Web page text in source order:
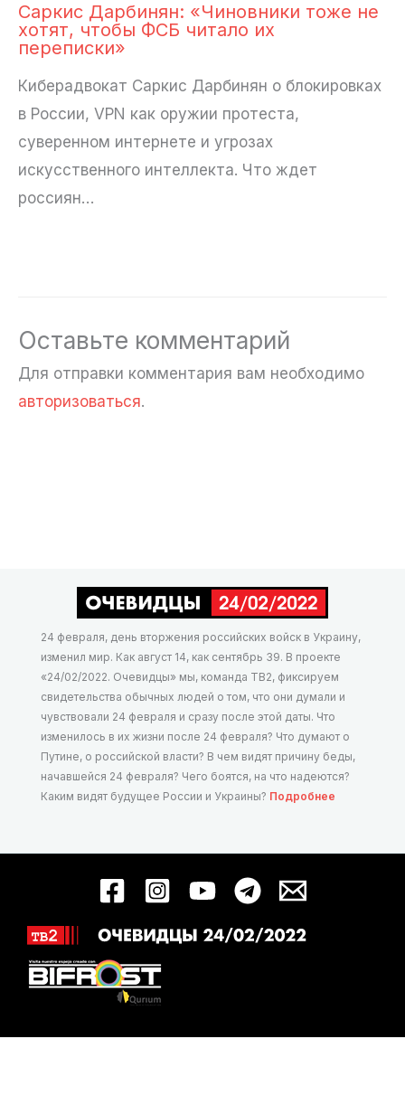
Саркис Дарбинян: «Чиновники тоже не
хотят, чтобы ФСБ читало их
переписки»
Киберадвокат Саркис Дарбинян о блокировках
в России, VPN как оружии протеста,
суверенном интернете и угрозах
искусственного интеллекта. Что ждет
россиян…
Оставьте комментарий
Для отправки комментария вам необходимо
авторизоваться.
24 февраля, день вторжения российских войск в Украину,
изменил мир. Как август 14, как сентябрь 39. В проекте
«24/02/2022. Очевидцы» мы, команда ТВ2, фиксируем
свидетельства обычных людей о том, что они думали и
чувствовали 24 февраля и сразу после этой даты. Что
изменилось в их жизни после 24 февраля? Что думают о
Путине, о российской власти? В чем видят причину беды,
начавшейся 24 февраля? Чего боятся, на что надеются?
Каким видят будущее России и Украины? Подробнее